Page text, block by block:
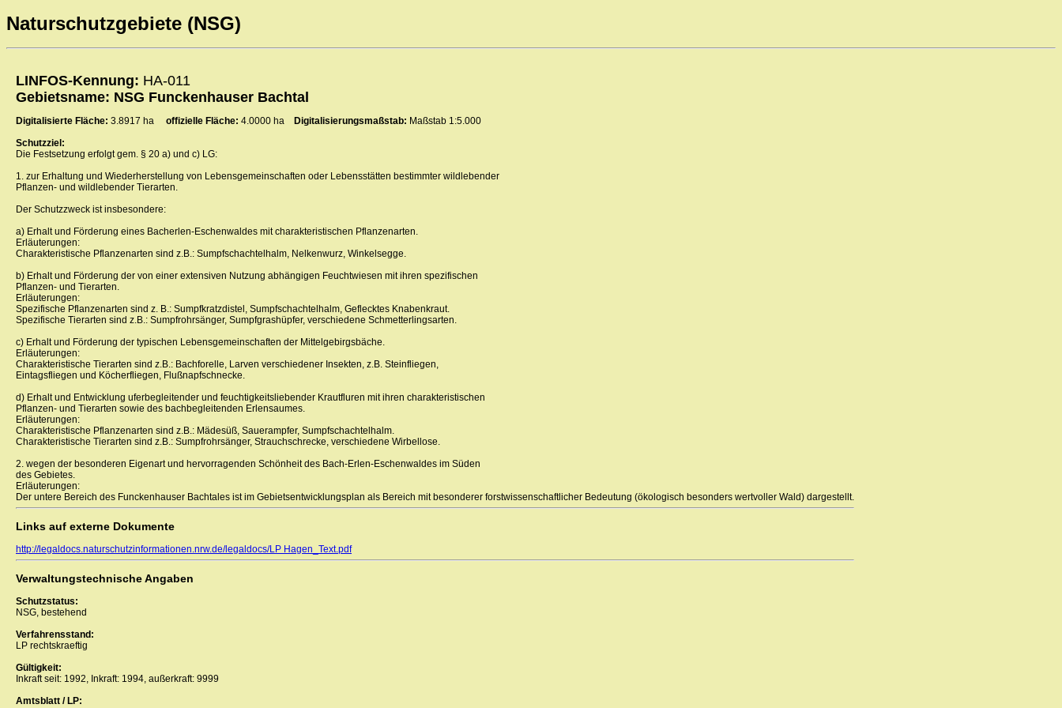
Naturschutzgebiete (NSG)
LINFOS-Kennung: HA-011
Gebietsname: NSG Funckenhauser Bachtal
Digitalisierte Fläche: 3.8917 ha offizielle Fläche: 4.0000 ha Digitalisierungsmaßstab: Maßstab 1:5.000
Schutzziel:
Die Festsetzung erfolgt gem. § 20 a) und c) LG:
1. zur Erhaltung und Wiederherstellung von Lebensgemeinschaften oder Lebensstätten bestimmter wildlebender
Pflanzen- und wildlebender Tierarten.
Der Schutzzweck ist insbesondere:
a) Erhalt und Förderung eines Bacherlen-Eschenwaldes mit charakteristischen Pflanzenarten.
Erläuterungen:
Charakteristische Pflanzenarten sind z.B.: Sumpfschachtelhalm, Nelkenwurz, Winkelsegge.
b) Erhalt und Förderung der von einer extensiven Nutzung abhängigen Feuchtwiesen mit ihren spezifischen
Pflanzen- und Tierarten.
Erläuterungen:
Spezifische Pflanzenarten sind z. B.: Sumpfkratzdistel, Sumpfschachtelhalm, Geflecktes Knabenkraut.
Spezifische Tierarten sind z.B.: Sumpfrohrsänger, Sumpfgrashüpfer, verschiedene Schmetterlingsarten.
c) Erhalt und Förderung der typischen Lebensgemeinschaften der Mittelgebirgsbäche.
Erläuterungen:
Charakteristische Tierarten sind z.B.: Bachforelle, Larven verschiedener Insekten, z.B. Steinfliegen,
Eintagsfliegen und Köcherfliegen, Flußnapfschnecke.
d) Erhalt und Entwicklung uferbegleitender und feuchtigkeitsliebender Krautfluren mit ihren charakteristischen
Pflanzen- und Tierarten sowie des bachbegleitenden Erlensaumes.
Erläuterungen:
Charakteristische Pflanzenarten sind z.B.: Mädesüß, Sauerampfer, Sumpfschachtelhalm.
Charakteristische Tierarten sind z.B.: Sumpfrohrsänger, Strauchschrecke, verschiedene Wirbellose.
2. wegen der besonderen Eigenart und hervorragenden Schönheit des Bach-Erlen-Eschenwaldes im Süden
des Gebietes.
Erläuterungen:
Der untere Bereich des Funckenhauser Bachtales ist im Gebietsentwicklungsplan als Bereich mit besonderer forstwissenschaftlicher Bedeutung (ökologisch besonders wertvoller Wald) dargestellt.
Links auf externe Dokumente
http://legaldocs.naturschutzinformationen.nrw.de/legaldocs/LP Hagen_Text.pdf
Verwaltungstechnische Angaben
Schutzstatus:
NSG, bestehend
Verfahrensstand:
LP rechtskraeftig
Gültigkeit:
Inkraft seit: 1992, Inkraft: 1994, außerkraft: 9999
Amtsblatt / LP: